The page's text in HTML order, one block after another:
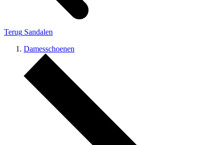
Terug Sandalen
Damesschoenen